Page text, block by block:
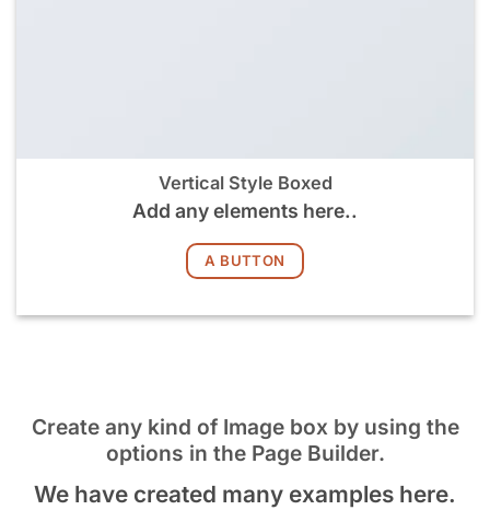
Vertical Style Boxed
Add any elements here..
A BUTTON
Create any kind of Image box by using the
options in the Page Builder.
We have created many examples here.